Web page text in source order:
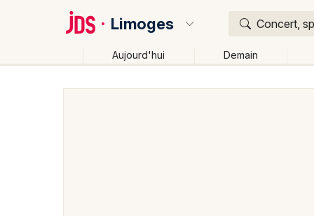
Limoges Concert,
Aujourd'hui Demain